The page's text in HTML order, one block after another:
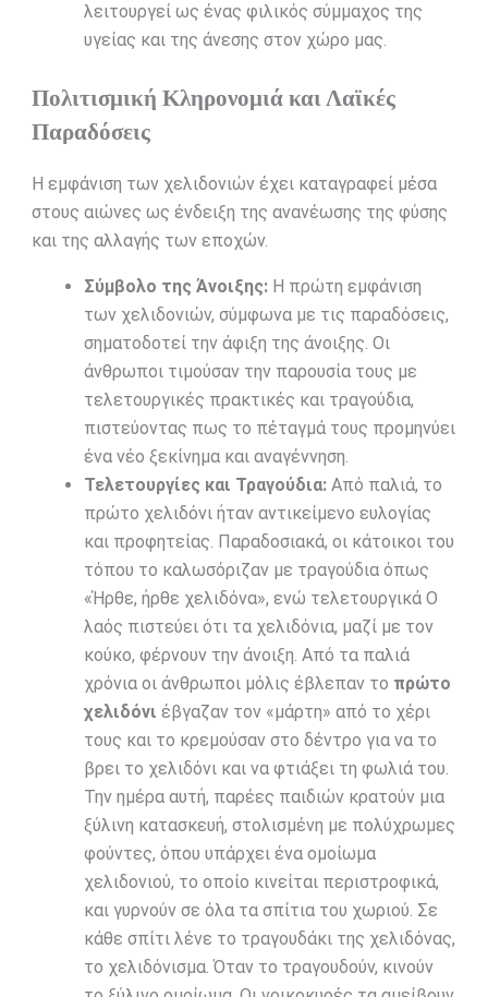
λειτουργεί ως ένας φιλικός σύμμαχος της
υγείας και της άνεσης στον χώρο μας.
Πολιτισμική Κληρονομιά και Λαϊκές
Παραδόσεις
Η εμφάνιση των χελιδονιών έχει καταγραφεί μέσα
στους αιώνες ως ένδειξη της ανανέωσης της φύσης
και της αλλαγής των εποχών.
Σύμβολο της Άνοιξης:Η πρώτη εμφάνιση
των χελιδονιών, σύμφωνα με τις παραδόσεις,
σηματοδοτεί την άφιξη της άνοιξης. Οι
άνθρωποι τιμούσαν την παρουσία τους με
τελετουργικές πρακτικές και τραγούδια,
πιστεύοντας πως το πέταγμά τους προμηνύει
ένα νέο ξεκίνημα και αναγέννηση.
Τελετουργίες και Τραγούδια:Από παλιά, το
πρώτο χελιδόνι ήταν αντικείμενο ευλογίας
και προφητείας. Παραδοσιακά, οι κάτοικοι του
τόπου το καλωσόριζαν με τραγούδια όπως
«Ήρθε, ήρθε χελιδόνα», ενώ τελετουργικά Ο
λαός πιστεύει ότι τα χελιδόνια, μαζί με τον
κούκο, φέρνουν την άνοιξη. Από τα παλιά
χρόνια οι άνθρωποι μόλις έβλεπαν το πρώτο
χελιδόνι έβγαζαν τον «μάρτη» από το χέρι
τους και το κρεμούσαν στο δέντρο για να το
βρει το χελιδόνι και να φτιάξει τη φωλιά του.
Την ημέρα αυτή, παρέες παιδιών κρατούν μια
ξύλινη κατασκευή, στολισμένη με πολύχρωμες
φούντες, όπου υπάρχει ένα ομοίωμα
χελιδονιού, το οποίο κινείται περιστροφικά,
και γυρνούν σε όλα τα σπίτια του χωριού. Σε
κάθε σπίτι λένε το τραγουδάκι της χελιδόνας,
το χελιδόνισμα. Όταν το τραγουδούν, κινούν